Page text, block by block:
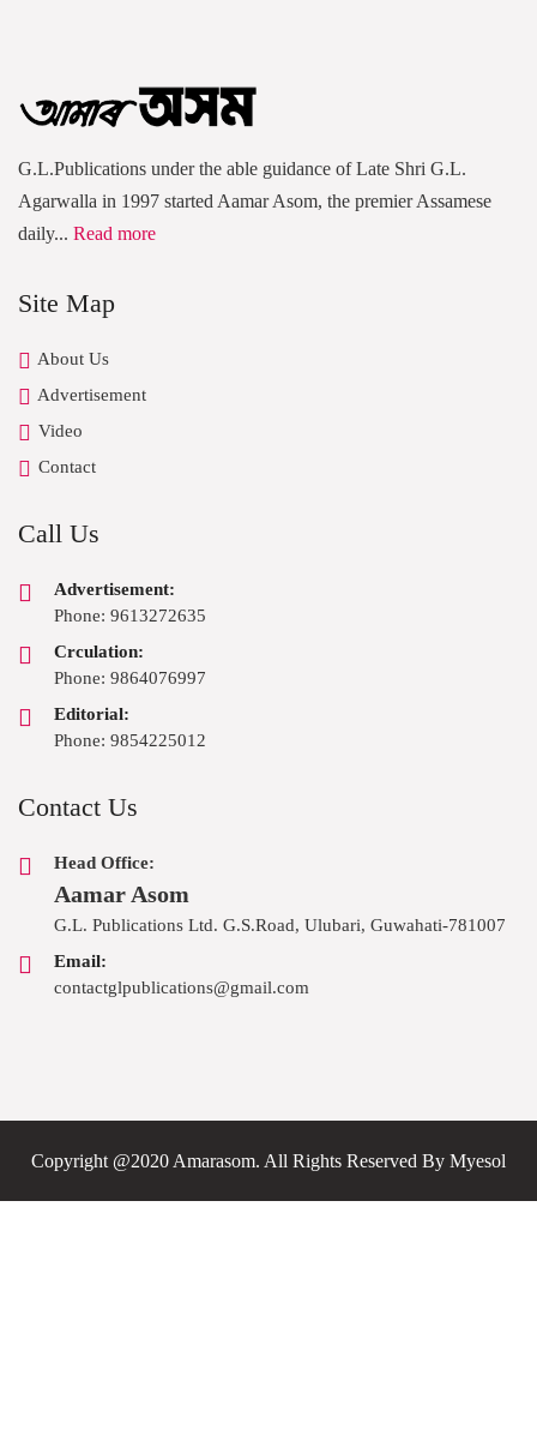
G.L.Publications under the able guidance of Late Shri G.L.
Agarwalla in 1997 started Aamar Asom, the premier Assamese
daily... Read more
Site Map
About Us
Advertisement
Video
Contact
Call Us
Advertisement:
Phone: 9613272635
Crculation:
Phone: 9864076997
Editorial:
Phone: 9854225012
Contact Us
Head Office:
Aamar Asom
G.L. Publications Ltd. G.S.Road, Ulubari, Guwahati-781007
Email:
contactglpublications@gmail.com
Copyright @2020 Amarasom. All Rights Reserved By Myesol